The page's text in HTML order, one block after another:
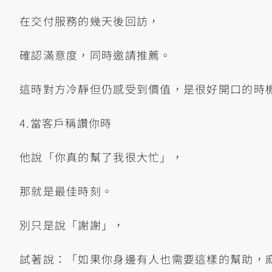
在交付服務的幾天後回訪，
確認滿意度，同時邀請推薦。
這時對方冷靜但仍感受到價值，是很好開口的時
4.當客戶稱讚你時
他說「你真的幫了我很大忙」，
那就是最佳時刻。
別只是說「謝謝」，
試著說：「如果你身邊有人也需要這樣的幫助，